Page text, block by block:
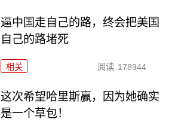
逼中国走自己的路，终会把美国
自己的路堵死
相关 阅读 178944
这次希望哈里斯赢，因为她确实
是一个草包！